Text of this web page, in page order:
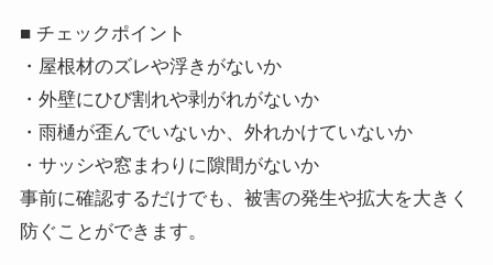
■ チェックポイント
・屋根材のズレや浮きがないか
・外壁にひび割れや剥がれがないか
・雨樋が歪んでいないか、外れかけていないか
・サッシや窓まわりに隙間がないか
事前に確認するだけでも、被害の発生や拡大を大きく
防ぐことができます。